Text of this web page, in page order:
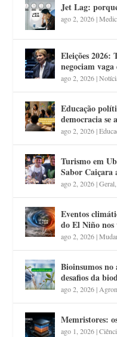
Jet Lag:
ago 2, 2026|
Eleições 2026:
negociam
ago 2, 2026|
Educação
democracia se
ago 2, 2026|
Turismo em
Sabor Caiçara
ago 2, 2026|Geral
Eventos
do El Niño nos
ago 2, 2026|
Bioinsumos
desafios da
ago 2, 2026|
Memristores:
ago 1, 2026|